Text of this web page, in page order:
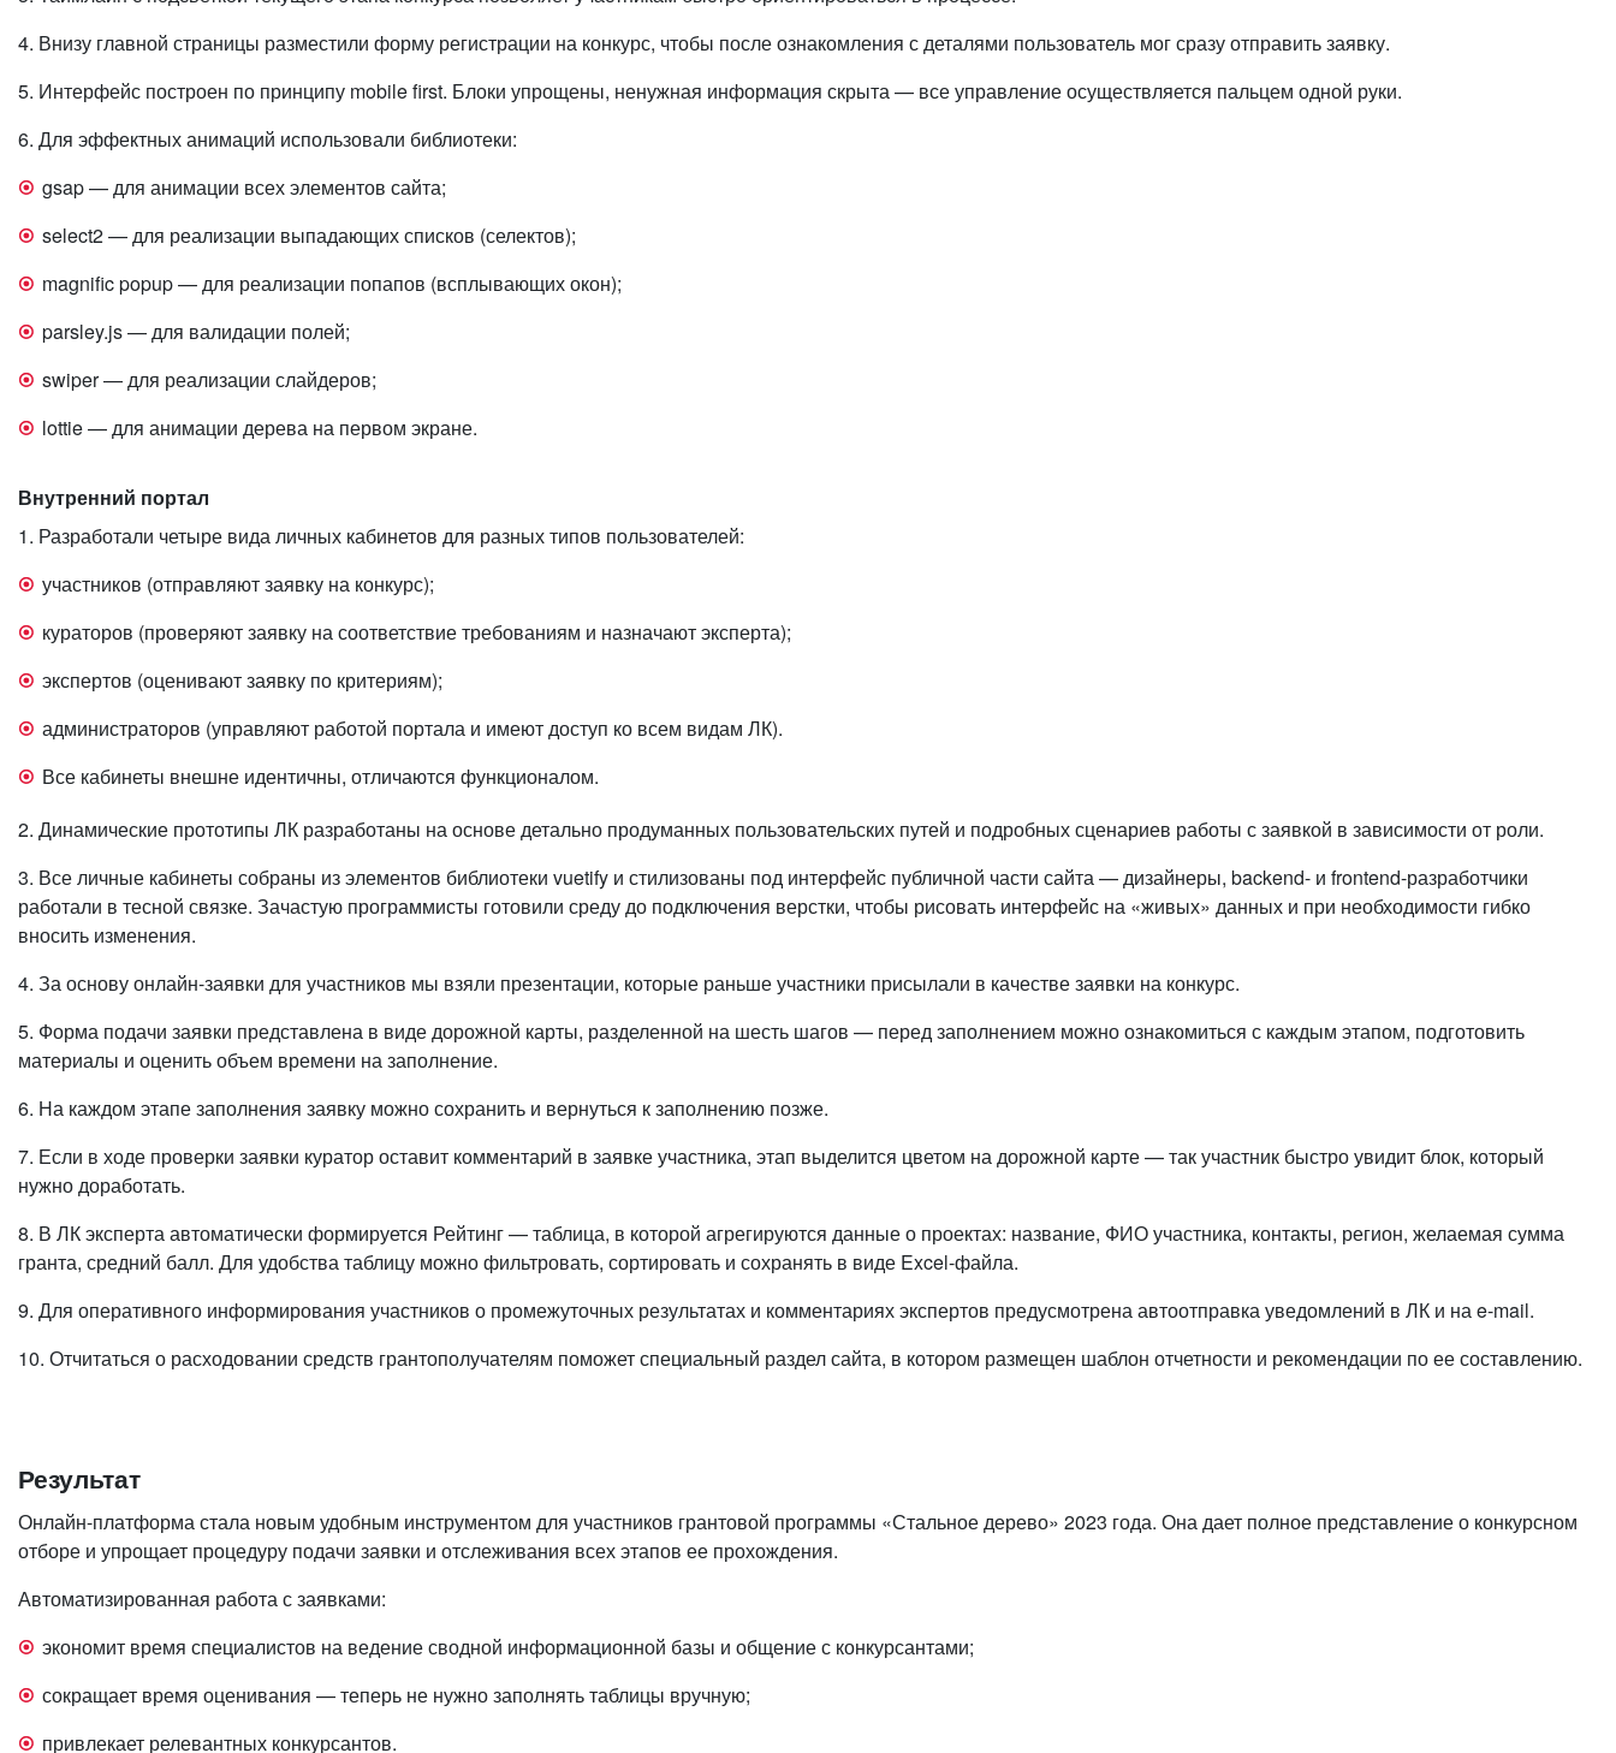
4. Внизу главной страницы разместили форму регистрации на конкурс, чтобы после ознакомления с деталями пользователь мог сразу отправить заявку.
5. Интерфейс построен по принципу mobile first. Блоки упрощены, ненужная информация скрыта — все управление осуществляется пальцем одной руки.
6. Для эффектных анимаций использовали библиотеки:
gsap — для анимации всех элементов сайта;
select2 — для реализации выпадающих списков (селектов);
magnific popup — для реализации попапов (всплывающих окон);
parsley.js — для валидации полей;
swiper — для реализации слайдеров;
lottie — для анимации дерева на первом экране.
Внутренний портал
1. Разработали четыре вида личных кабинетов для разных типов пользователей:
участников (отправляют заявку на конкурс);
кураторов (проверяют заявку на соответствие требованиям и назначают эксперта);
экспертов (оценивают заявку по критериям);
администраторов (управляют работой портала и имеют доступ ко всем видам ЛК).
Все кабинеты внешне идентичны, отличаются функционалом.
2. Динамические прототипы ЛК разработаны на основе детально продуманных пользовательских путей и подробных сценариев работы с заявкой в зависимости от роли.
3. Все личные кабинеты собраны из элементов библиотеки vuetify и стилизованы под интерфейс публичной части сайта — дизайнеры, backend- и frontend-разработчики
работали в тесной связке. Зачастую программисты готовили среду до подключения верстки, чтобы рисовать интерфейс на «живых»‎ данных и при необходимости гибко
вносить изменения.
4. За основу онлайн-заявки для участников мы взяли презентации, которые раньше участники присылали в качестве заявки на конкурс.
5. Форма подачи заявки представлена в виде дорожной карты, разделенной на шесть шагов — перед заполнением можно ознакомиться с каждым этапом, подготовить
материалы и оценить объем времени на заполнение.
6. На каждом этапе заполнения заявку можно сохранить и вернуться к заполнению позже.
7. Если в ходе проверки заявки куратор оставит комментарий в заявке участника, этап выделится цветом на дорожной карте — так участник быстро увидит блок, который
нужно доработать.
8. В ЛК эксперта автоматически формируется Рейтинг — таблица, в которой агрегируются данные о проектах: название, ФИО участника, контакты, регион, желаемая сумма
гранта, средний балл. Для удобства таблицу можно фильтровать, сортировать и сохранять в виде Excel-файла.
9. Для оперативного информирования участников о промежуточных результатах и комментариях экспертов предусмотрена автоотправка уведомлений в ЛК и на e-mail.
10. Отчитаться о расходовании средств грантополучателям поможет специальный раздел сайта, в котором размещен шаблон отчетности и рекомендации по ее составлению.
Результат
Онлайн-платформа стала новым удобным инструментом для участников грантовой программы «Стальное дерево» 2023 года. Она дает полное представление о конкурсном
отборе и упрощает процедуру подачи заявки и отслеживания всех этапов ее прохождения.
Автоматизированная работа с заявками:
экономит время специалистов на ведение сводной информационной базы и общение с конкурсантами;
сокращает время оценивания — теперь не нужно заполнять таблицы вручную;
привлекает релевантных конкурсантов.